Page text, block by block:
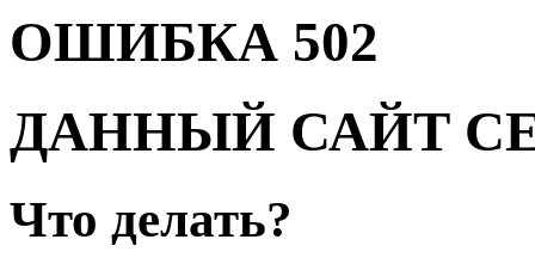
ОШИБКА 502
ДАННЫЙ САЙТ
Что делать?